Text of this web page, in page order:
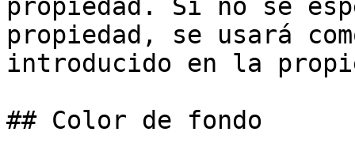
propiedad. Si no se
propiedad, se usará
introducido en la
## Color de fondo